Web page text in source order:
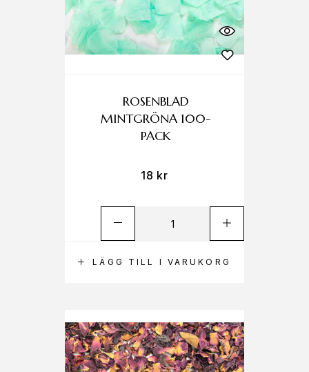
LÄGG TILL I VARUKORG
ROSENBLAD
MINTGRÖNA 100-
PACK
18 kr